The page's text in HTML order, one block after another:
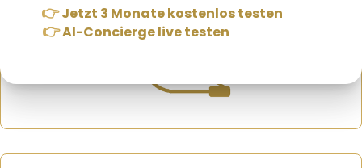
👉Jetzt 3 Monate kostenlos testen
👉AI-Concierge live testen